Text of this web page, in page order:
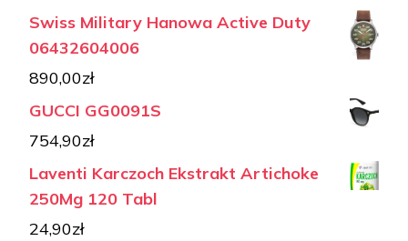
Swiss Military Hanowa Active Duty
06432604006
890,00zł
GUCCI GG0091S
754,90zł
Laventi Karczoch Ekstrakt Artichoke
250Mg 120 Tabl
24,90zł